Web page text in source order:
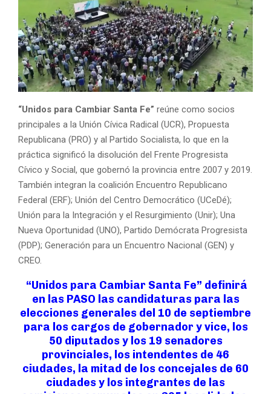
“Unidos para Cambiar Santa Fe” reúne como socios
principales a la Unión Cívica Radical (UCR), Propuesta
Republicana (PRO) y al Partido Socialista, lo que en la
práctica significó la disolución del Frente Progresista
Cívico y Social, que gobernó la provincia entre 2007 y 2019.
También integran la coalición Encuentro Republicano
Federal (ERF); Unión del Centro Democrático (UCeDé);
Unión para la Integración y el Resurgimiento (Unir); Una
Nueva Oportunidad (UNO), Partido Demócrata Progresista
(PDP); Generación para un Encuentro Nacional (GEN) y
CREO.
“Unidos para Cambiar Santa Fe” definirá
en las PASO las candidaturas para las
elecciones generales del 10 de septiembre
para los cargos de gobernador y vice, los
50 diputados y los 19 senadores
provinciales, los intendentes de 46
ciudades, la mitad de los concejales de 60
ciudades y los integrantes de las